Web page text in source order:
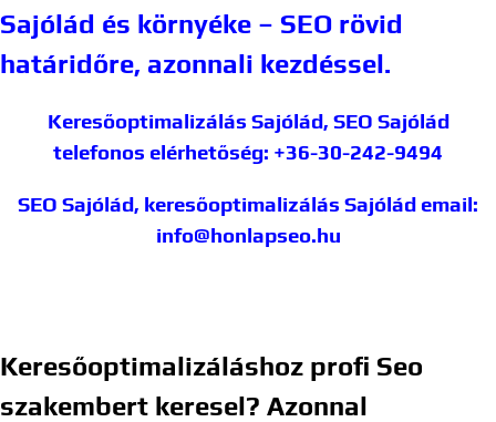
Sajólád és környéke – SEO rövid
határidőre, azonnali kezdéssel.
Keresőoptimalizálás Sajólád, SEO Sajólád
telefonos elérhetőség: +36-30-242-9494
SEO Sajólád, keresőoptimalizálás Sajólád email:
info@honlapseo.hu
Keresőoptimalizáláshoz profi Seo
szakembert keresel? Azonnal